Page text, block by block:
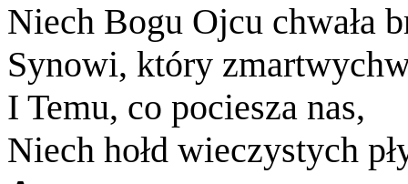
Niech Bogu Ojcu chwała
Synowi, który
I Temu, co pociesza nas,
Niech hołd wieczystych